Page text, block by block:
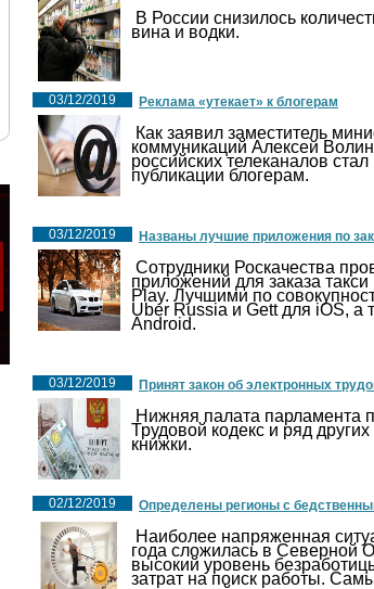
В России снизилось
винa и водки.
03/12/2019 Реклама «утекает» к блогерам
Как заявил заместитель
коммуникаций Алексей
российских телеканалов
публикации блогерам.
03/12/2019 Названы лучшие приложения по
Сотрудники Роскачества
приложений для заказа
Play. Лучшими по
Uber Russia и Gett для iOS, а
Android.
03/12/2019 Принят закон об электронных
Нижняя палата парламента
Трудовой кодекс и ряд
книжки.
02/12/2019 Определены регионы с
Наиболее напряженная
года сложилась в Северной
высокий уровень
затрат на поиск работы.